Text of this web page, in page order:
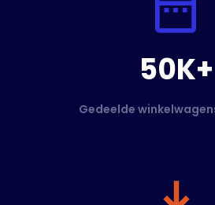
50K+
Gedeelde